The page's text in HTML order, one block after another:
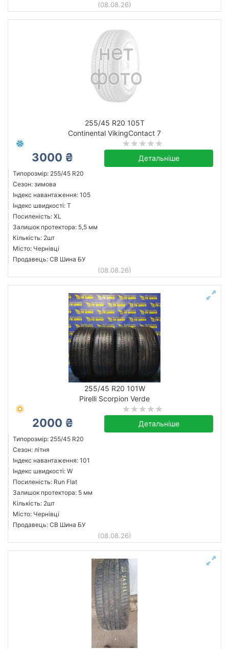
(08.08.26)
255/45 R20 105T
Continental VikingContact 7
3000 ₴ Детальніше
Типорозмір: 255/45 R20
Сезон: зимова
Індекс навантаження: 105
Індекс швидкості: T
Посиленість: XL
Залишок протектора: 5,5 мм
Кількість: 2шт
Місто: Чернівці
Продавець: СВ Шина БУ
(08.08.26)
255/45 R20 101W
Pirelli Scorpion Verde
2000 ₴ Детальніше
Типорозмір: 255/45 R20
Сезон: літня
Індекс навантаження: 101
Індекс швидкості: W
Посиленість: Run Flat
Залишок протектора: 5 мм
Кількість: 2шт
Місто: Чернівці
Продавець: СВ Шина БУ
(08.08.26)